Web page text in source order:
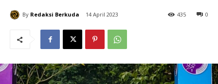
By Redaksi Berkuda 14 April 2023 0
435